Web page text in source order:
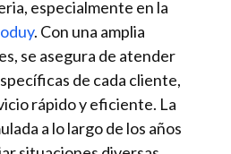
especialmente en la
. Con una amplia
se asegura de atender
de cada cliente,
rápido y eficiente. La
a lo largo de los años